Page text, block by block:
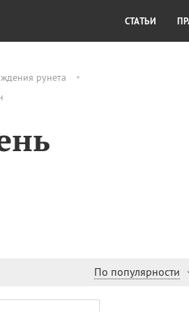
рунета
По популярности
СТАТЬИ